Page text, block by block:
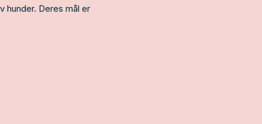
hunder. Deres mål er